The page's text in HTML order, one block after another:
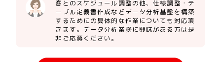
客とのスケジュール調整の他、仕様調整・テ
ーブル定義書作成などデータ分析基盤を構築
するためにの具体的な作業についても対応頂
きます。データ分析業務に興味がある方は是
非ご応募ください。